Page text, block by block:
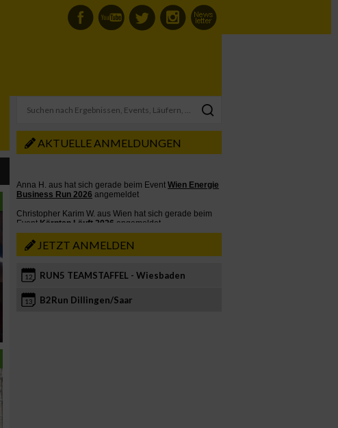
AKTUELLE ANMELDUNGEN
JETZT ANMELDEN
12 RUN5 TEAMSTAFFEL - Wiesbaden
13 B2Run Dillingen/Saar